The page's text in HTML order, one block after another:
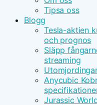
Tipsa oss
Blogg
Tesla-aktien
och prognos
Släpp
streaming
Anycubic
Jurassic